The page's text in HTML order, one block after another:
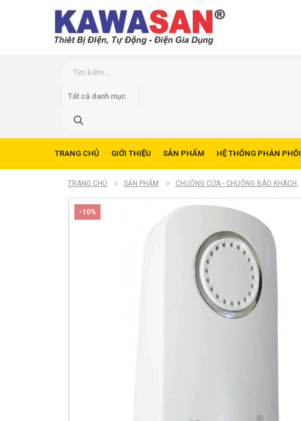
TRANG CHỦ GIỚI THIỆU SẢN PHẨM HỆ THỐNG PHÂN PHỐI
TRANG CHỦ SẢN PHẨM CHUÔNG CỬA - CHUÔNG BÁO KHÁCH ,
-10%